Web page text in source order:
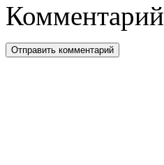
Комментарий